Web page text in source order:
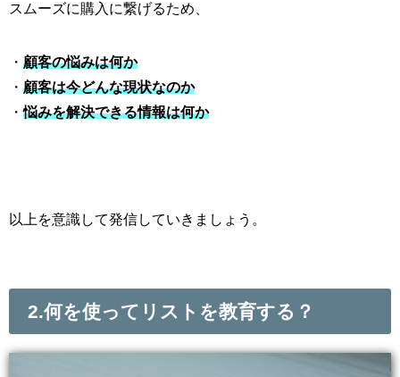
スムーズに購入に繋げるため、
・ 顧客の悩みは何か
・ 顧客は今どんな現状なのか
・悩みを解決できる情報は何か
以上を意識して発信していきましょう。
2.何を使ってリストを教育する？